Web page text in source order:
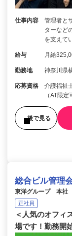
仕事内容
管理者と
ターなど
を支えて
給与 月給
勤務地 神奈川県
応募資格
介護福祉
（AT限定
後で見る
総合ビル管理
東洋グループ 本社
正社員
＜人気のオフィ
場です！勤務開